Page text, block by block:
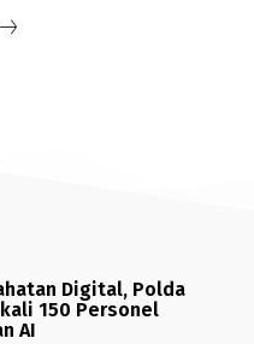
Digital, Polda
150 Personel
AI